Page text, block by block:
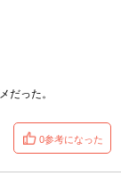
だった。
0参考になった